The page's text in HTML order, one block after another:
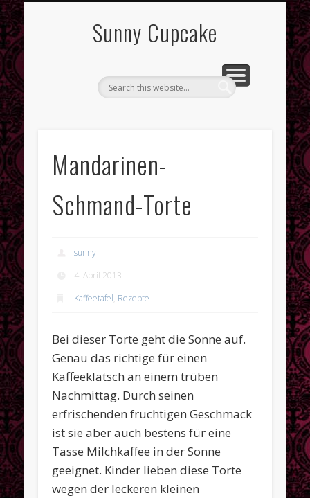
Sunny Cupcake
Sauer macht lustig – der Zitronenkuchen für jedes Wetter
Lemon Curd
Letzte Kommentare
Juni 2013
Mai 2013
April 2013
März 2013
Februar 2013
Dezember 2012
Mandarinen-
Schmand-Torte
sunny
4. April 2013
Kaffeetafel, Rezepte
Bei dieser Torte geht die Sonne auf.
Genau das richtige für einen
Kaffeeklatsch an einem trüben
Nachmittag. Durch seinen
erfrischenden fruchtigen Geschmack
ist sie aber auch bestens für eine
Tasse Milchkaffee in der Sonne
geeignet. Kinder lieben diese Torte
wegen der leckeren kleinen